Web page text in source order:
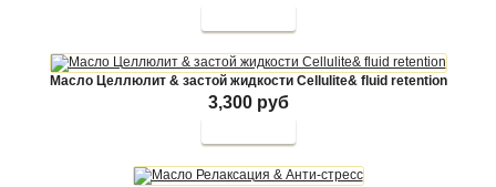
Масло Целлюлит & застой жидкости Cellulite& fluid retention
3,300 руб